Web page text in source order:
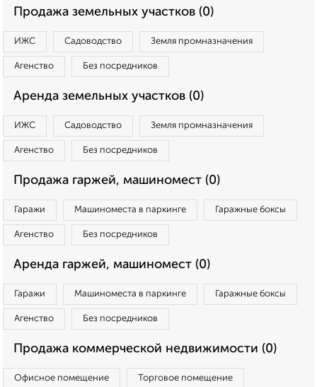
Продажа земельных участков (0)
ИЖС Садоводство Земля промназначения
Агенство Без посредников
Аренда земельных участков (0)
ИЖС Садоводство Земля промназначения
Агенство Без посредников
Продажа гаржей, машиномест (0)
Гаражи Машиноместа в паркинге Гаражные боксы
Агенство Без посредников
Аренда гаржей, машиномест (0)
Гаражи Машиноместа в паркинге Гаражные боксы
Агенство Без посредников
Продажа коммерческой недвижимости (0)
Офисное помещение Торговое помещение